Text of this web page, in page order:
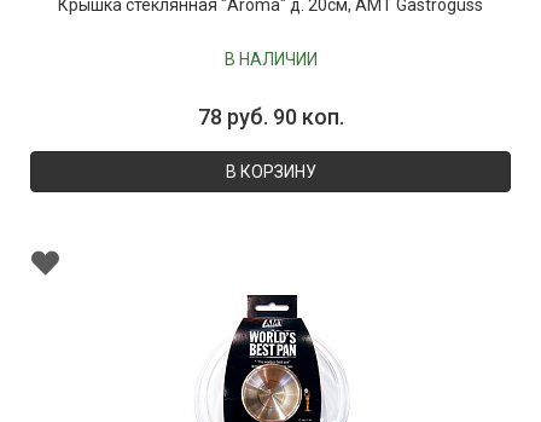
Крышка стеклянная "Aroma" д. 20см, AMT Gastroguss
В НАЛИЧИИ
78 руб. 90 коп.
В КОРЗИНУ